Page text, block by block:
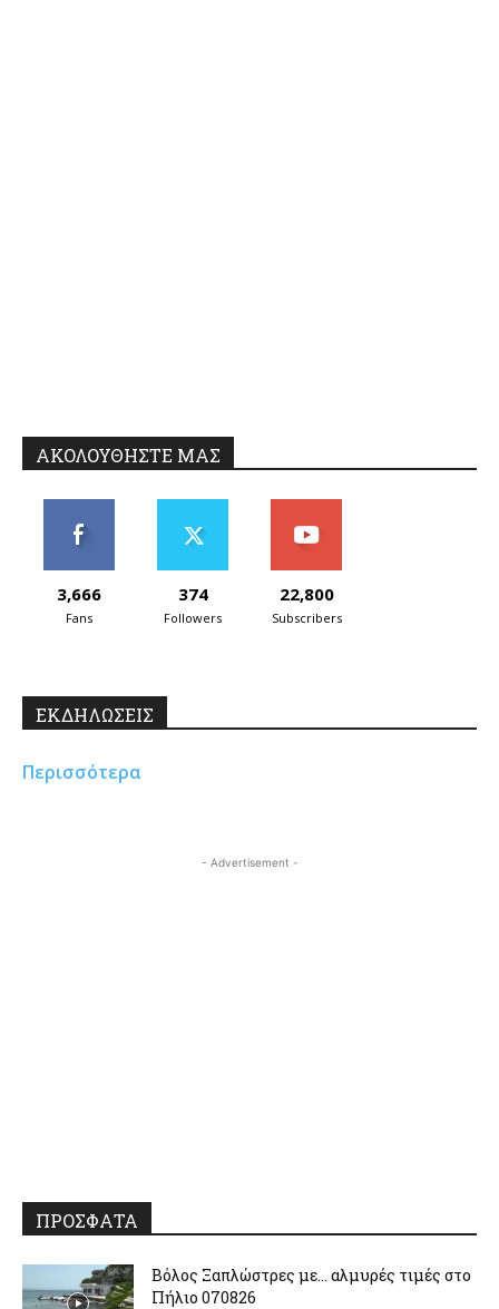
ΑΚΟΛΟΥΘΗΣΤΕ ΜΑΣ
3,666
Fans
374
Followers
22,800
Subscribers
ΕΚΔΗΛΩΣΕΙΣ
Περισσότερα
- Advertisement -
ΠΡΟΣΦΑΤΑ
Βόλος Ξαπλώστρες με… αλμυρές τιμές στο
Πήλιο 070826